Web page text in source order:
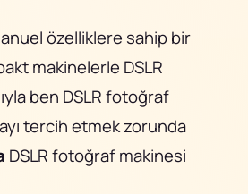
özelliklere sahip bir
makinelerle DSLR
ben DSLR fotoğraf
tercih etmek zorunda
DSLR fotoğraf makinesi